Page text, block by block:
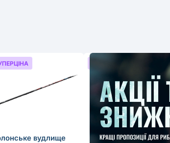
Болонське вудлище
СУПЕРЦІНА
вудлище